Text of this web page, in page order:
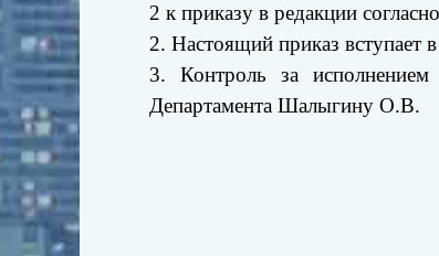
2 к приказу в редакции
2. Настоящий приказ вступает
3. Контроль за исполнением
Департамента Шалыгину О.В.